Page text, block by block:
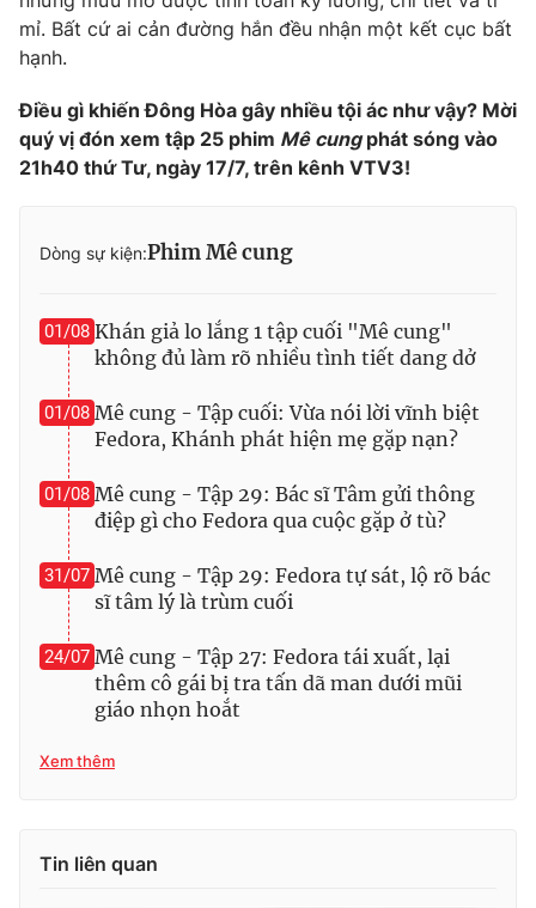
mỉ. Bất cứ ai cản đường hắn đều nhận một kết cục bất
hạnh.
Điều gì khiến Đông Hòa gây nhiều tội ác như vậy? Mời
quý vị đón xem tập 25 phim Mê cungphát sóng vào
21h40 thứ Tư, ngày 17/7, trên kênh VTV3!
Dòng sự kiện:Phim Mê cung
01/08 Khán giả lo lắng 1 tập cuối "Mê cung"
không đủ làm rõ nhiều tình tiết dang dở
01/08 Mê cung - Tập cuối: Vừa nói lời vĩnh biệt
Fedora, Khánh phát hiện mẹ gặp nạn?
01/08 Mê cung - Tập 29: Bác sĩ Tâm gửi thông
điệp gì cho Fedora qua cuộc gặp ở tù?
31/07 Mê cung - Tập 29: Fedora tự sát, lộ rõ bác
sĩ tâm lý là trùm cuối
24/07 Mê cung - Tập 27: Fedora tái xuất, lại
thêm cô gái bị tra tấn dã man dưới mũi
giáo nhọn hoắt
Xem thêm
Tin liên quan